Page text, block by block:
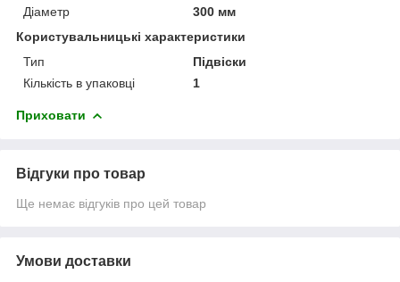
Діаметр
300 мм
Користувальницькі характеристики
Тип
Підвіски
Кількість в упаковці
1
Приховати
Відгуки про товар
Ще немає відгуків про цей товар
Умови доставки